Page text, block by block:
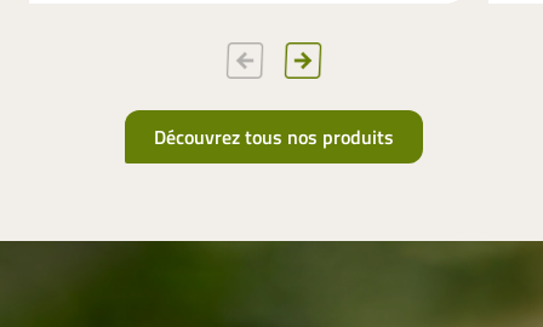
Découvrez tous nos produits